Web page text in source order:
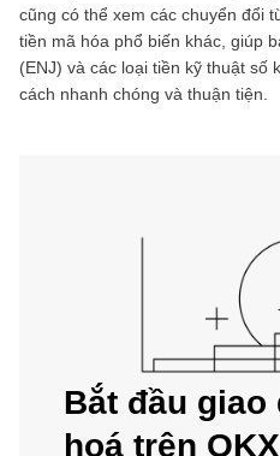
cũng có thể xem các chuyển đổi
tiền mã hóa phổ biến khác, giúp
(ENJ) và các loại tiền kỹ thuật số
cách nhanh chóng và thuận tiện.
Bắt đầu
hoá trên